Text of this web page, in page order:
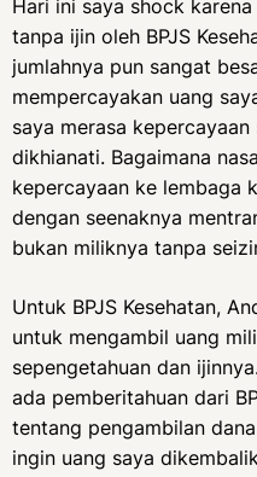
Hari ini saya shock
tanpa ijin oleh BPJS
jumlahnya pun sangat
mempercayakan uang
saya merasa kepercayaan
dikhianati. Bagaimana
kepercayaan ke lembaga
dengan seenaknya
bukan miliknya tanpa
Untuk BPJS Kesehatan,
untuk mengambil uang
sepengetahuan dan
ada pemberitahuan dari
tentang pengambilan
ingin uang saya